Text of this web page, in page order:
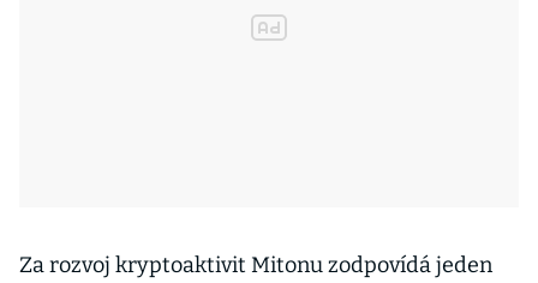
Za rozvoj kryptoaktivit Mitonu zodpovídá jeden